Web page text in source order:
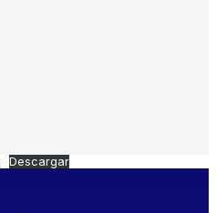
Descargar